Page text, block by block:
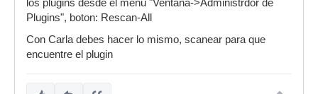
los plugins desde el menu "Ventana->Administrdor de
Plugins", boton: Rescan-All
Con Carla debes hacer lo mismo, scanear para que
encuentre el plugin